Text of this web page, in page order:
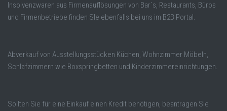
Insolvenzwaren aus Firmenauflösungen von Bar´s, Restaurants, Büros
und Firmenbetriebe finden SIe ebenfalls bei uns im B2B Portal.
Abverkauf von Ausstellungsstücken Küchen, Wohnzimmer Möbeln,
Schlafzimmern wie Boxspringbetten und Kinderzimmereinrichtungen.
Sollten Sie für eine Einkauf einen Kredit benötigen, beantragen Sie